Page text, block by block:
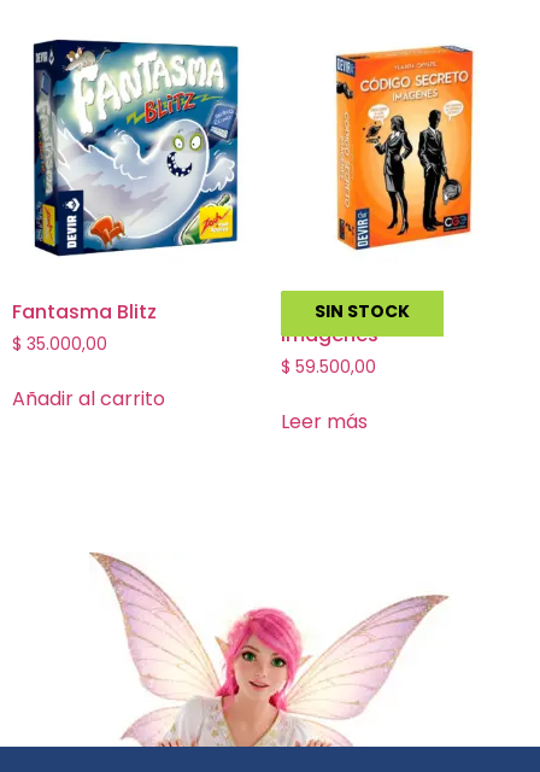
Fantasma Blitz
$ 35.000,00
Añadir al carrito
SIN STOCK
Codigo Secreto
Imagenes
$ 59.500,00
Leer más